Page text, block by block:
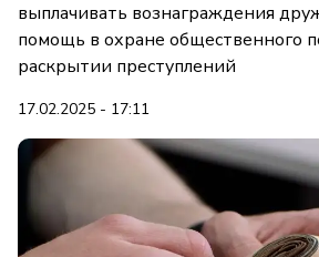
выплачивать вознаграждения
помощь в охране общественного
раскрытии преступлений
17.02.2025 - 17:11